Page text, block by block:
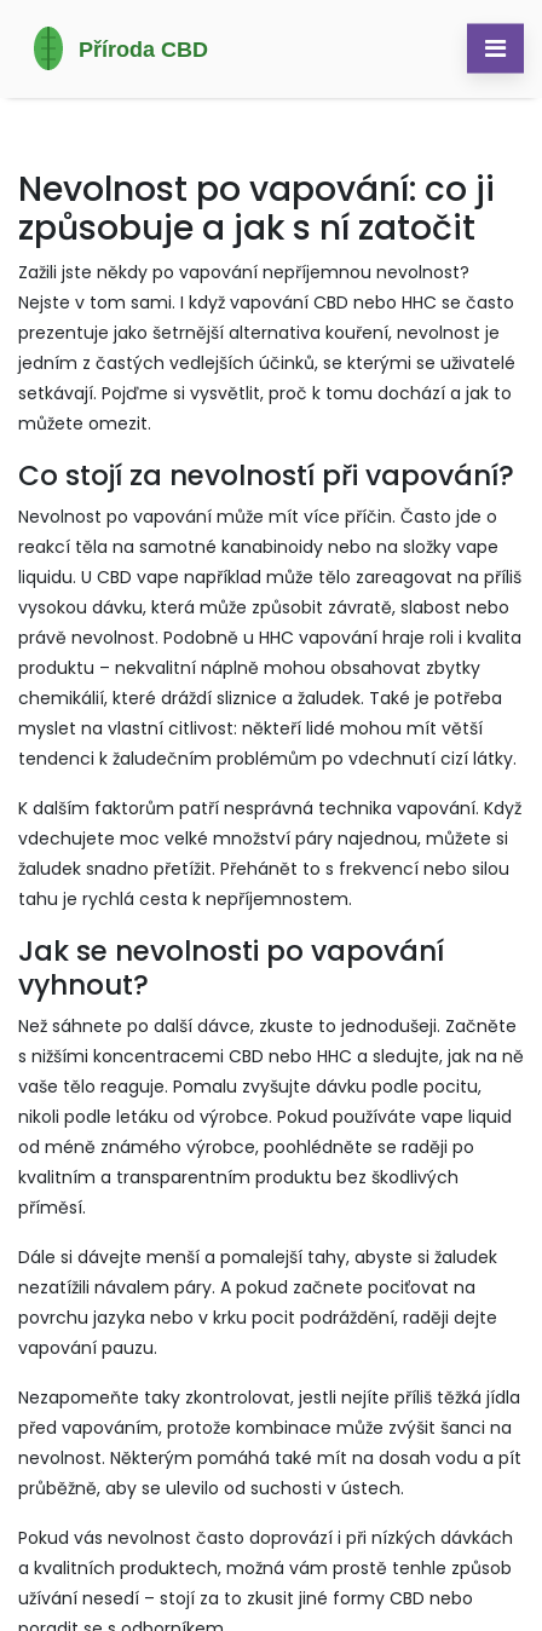
Nevolnost po vapování: co ji
způsobuje a jak s ní zatočit
Zažili jste někdy po vapování nepříjemnou nevolnost?
Nejste v tom sami. I když vapování CBD nebo HHC se často
prezentuje jako šetrnější alternativa kouření, nevolnost je
jedním z častých vedlejších účinků, se kterými se uživatelé
setkávají. Pojďme si vysvětlit, proč k tomu dochází a jak to
můžete omezit.
Co stojí za nevolností při vapování?
Nevolnost po vapování může mít více příčin. Často jde o
reakcí těla na samotné kanabinoidy nebo na složky vape
liquidu. U CBD vape například může tělo zareagovat na příliš
vysokou dávku, která může způsobit závratě, slabost nebo
právě nevolnost. Podobně u HHC vapování hraje roli i kvalita
produktu – nekvalitní náplně mohou obsahovat zbytky
chemikálií, které dráždí sliznice a žaludek. Také je potřeba
myslet na vlastní citlivost: někteří lidé mohou mít větší
tendenci k žaludečním problémům po vdechnutí cizí látky.
K dalším faktorům patří nesprávná technika vapování. Když
vdechujete moc velké množství páry najednou, můžete si
žaludek snadno přetížit. Přehánět to s frekvencí nebo silou
tahu je rychlá cesta k nepříjemnostem.
Jak se nevolnosti po vapování
vyhnout?
Než sáhnete po další dávce, zkuste to jednodušeji. Začněte
s nižšími koncentracemi CBD nebo HHC a sledujte, jak na ně
vaše tělo reaguje. Pomalu zvyšujte dávku podle pocitu,
nikoli podle letáku od výrobce. Pokud používáte vape liquid
od méně známého výrobce, poohlédněte se raději po
kvalitním a transparentním produktu bez škodlivých
příměsí.
Dále si dávejte menší a pomalejší tahy, abyste si žaludek
nezatížili návalem páry. A pokud začnete pociťovat na
povrchu jazyka nebo v krku pocit podráždění, raději dejte
vapování pauzu.
Nezapomeňte taky zkontrolovat, jestli nejíte příliš těžká jídla
před vapováním, protože kombinace může zvýšit šanci na
nevolnost. Některým pomáhá také mít na dosah vodu a pít
průběžně, aby se ulevilo od suchosti v ústech.
Pokud vás nevolnost často doprovází i při nízkých dávkách
a kvalitních produktech, možná vám prostě tenhle způsob
užívání nesedí – stojí za to zkusit jiné formy CBD nebo